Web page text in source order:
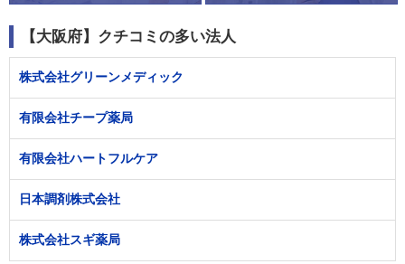
【大阪府】クチコミの多い法人
株式会社グリーンメディック
有限会社チープ薬局
有限会社ハートフルケア
日本調剤株式会社
株式会社スギ薬局